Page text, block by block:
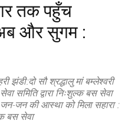
तक पहुँच
और सुगम :
झंडी:दो सौ श्रद्धालु मां बम्लेश्वरी
समिति द्वारा निःशुल्क बस सेवा
जन की आस्था को मिला सहारा :
बस सेवा